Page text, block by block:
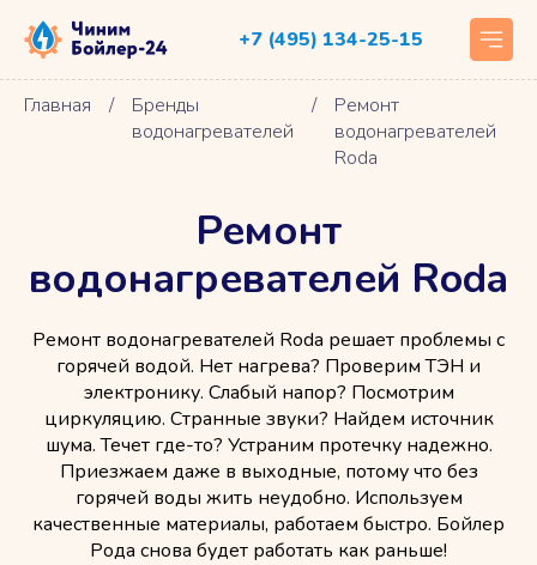
+7 (495) 134-25-15
Главная /
Бренды
водонагревателей
/
Ремонт
водонагревателей
Roda
Ремонт
водонагревателей Roda
Ремонт водонагревателей Roda решает проблемы с
горячей водой. Нет нагрева? Проверим ТЭН и
электронику. Слабый напор? Посмотрим
циркуляцию. Странные звуки? Найдем источник
шума. Течет где-то? Устраним протечку надежно.
Приезжаем даже в выходные, потому что без
горячей воды жить неудобно. Используем
качественные материалы, работаем быстро. Бойлер
Рода снова будет работать как раньше!